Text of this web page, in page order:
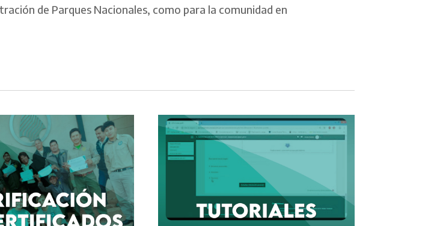
de Parques Nacionales, como para la comunidad en